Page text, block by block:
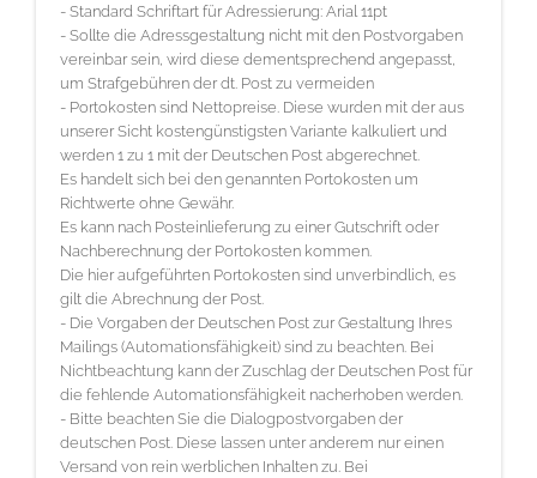
4/4-farbig (beidseitiger Druck)
Endformat: 21,0 cm x 29,7 cm
Datenformat: 21,6 cm x 30,3 cm
Bitte benennen Sie Ihre Druckdatei wie folgt: Anschreiben.pdf
Beileger DIN lang (2-Seiter)
4/4-farbig (beidseitiger Druck)
Endformat: 21,0 cm x 10,5 cm
Datenformat: 21,6 cm x 11,1 cm
Bitte benennen Sie Ihre Druckdatei wie folgt: Beileger.pdf
- Standard Schriftart für Adressierung: Arial 11pt
- Sollte die Adressgestaltung nicht mit den Postvorgaben
vereinbar sein, wird diese dementsprechend angepasst,
um Strafgebühren der dt. Post zu vermeiden
- Portokosten sind Nettopreise. Diese wurden mit der aus
unserer Sicht kostengünstigsten Variante kalkuliert und
werden 1 zu 1 mit der Deutschen Post abgerechnet.
Es handelt sich bei den genannten Portokosten um
Richtwerte ohne Gewähr.
Es kann nach Posteinlieferung zu einer Gutschrift oder
Nachberechnung der Portokosten kommen.
Die hier aufgeführten Portokosten sind unverbindlich, es
gilt die Abrechnung der Post.
- Die Vorgaben der Deutschen Post zur Gestaltung Ihres
Mailings (Automationsfähigkeit) sind zu beachten. Bei
Nichtbeachtung kann der Zuschlag der Deutschen Post für
die fehlende Automationsfähigkeit nacherhoben werden.
- Bitte beachten Sie die Dialogpostvorgaben der
deutschen Post. Diese lassen unter anderem nur einen
Versand von rein werblichen Inhalten zu. Bei